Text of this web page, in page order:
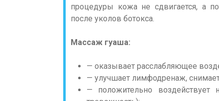
процедуры кожа не сдвигается, а
после уколов ботокса.
Массаж гуаша:
— оказывает расслабляющее
— улучшает лимфодренаж, снимает
— положительно воздействует